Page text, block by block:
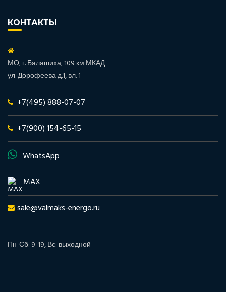
КОНТАКТЫ
МО, г. Балашиха, 109 км МКАД
ул. Дорофеева д.1, вл. 1
+7(495) 888-07-07
+7(900) 154-65-15
WhatsApp
MAX
sale@valmaks-energo.ru
Пн-Сб: 9-19, Вс: выходной